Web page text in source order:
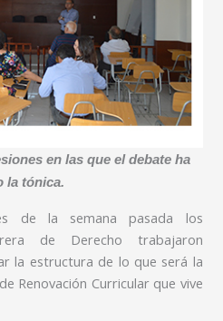
en las que el debate ha
la tónica.
de la semana pasada los
de Derecho trabajaron
la estructura de lo que será la
Renovación Curricular que vive